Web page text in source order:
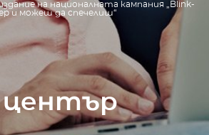
на националната кампания „Blink-
и можеш да спечелиш“
център